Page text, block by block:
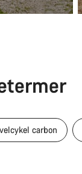
carbon